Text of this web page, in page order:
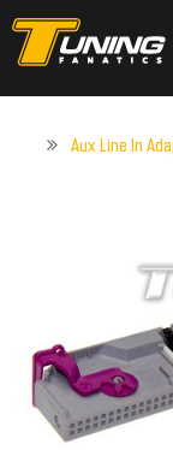
Aux Line In